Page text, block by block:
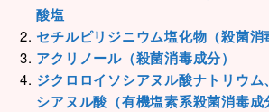
酸塩
セチルピリジニウム塩化物（殺菌消
アクリノール（殺菌消毒成分）
ジクロロイソシアヌル酸ナトリウ
シアヌル酸（有機塩素系殺菌消毒成